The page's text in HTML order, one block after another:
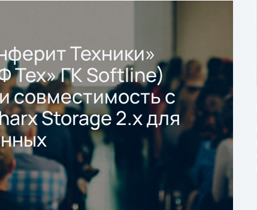
Техники»
Тех» ГК Softline)
совместимость с
Storage 2.x для